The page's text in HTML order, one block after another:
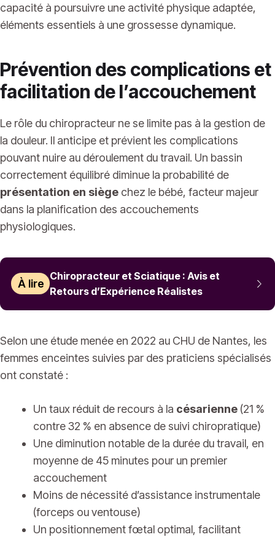
capacité à poursuivre une activité physique adaptée,
éléments essentiels à une grossesse dynamique.
Prévention des complications et
facilitation de l’accouchement
Le rôle du chiropracteur ne se limite pas à la gestion de
la douleur. Il anticipe et prévient les complications
pouvant nuire au déroulement du travail. Un bassin
correctement équilibré diminue la probabilité de
présentation en siège chez le bébé, facteur majeur
dans la planification des accouchements
physiologiques.
À lire
Chiropracteur et Sciatique : Avis et
Retours d’Expérience Réalistes
Selon une étude menée en 2022 au CHU de Nantes, les
femmes enceintes suivies par des praticiens spécialisés
ont constaté :
Un taux réduit de recours à la césarienne (21 %
contre 32 % en absence de suivi chiropratique)
Une diminution notable de la durée du travail, en
moyenne de 45 minutes pour un premier
accouchement
Moins de nécessité d’assistance instrumentale
(forceps ou ventouse)
Un positionnement fœtal optimal, facilitant